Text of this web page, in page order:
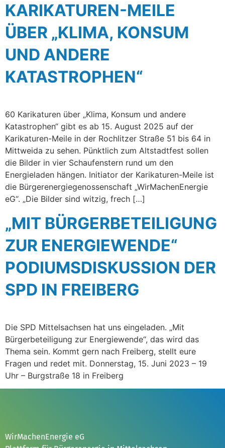
KARIKATUREN-MEILE
ÜBER „KLIMA, KONSUM
UND ANDERE
KATASTROPHEN“
60 Karikaturen über „Klima, Konsum und andere
Katastrophen“ gibt es ab 15. August 2025 auf der
Karikaturen-Meile in der Rochlitzer Straße 51 bis 64 in
Mittweida zu sehen. Pünktlich zum Altstadtfest sollen
die Bilder in vier Schaufenstern rund um den
Energieladen hängen. Initiator der Karikaturen-Meile ist
die Bürgerenergiegenossenschaft „WirMachenEnergie
eG“. „Die Bilder sind witzig, frech […]
„MIT BÜRGERBETEILIGUNG
ZUR ENERGIEWENDE“
PODIUMSDISKUSSION DER
SPD IN FREIBERG
Die SPD Mittelsachsen hat uns eingeladen. „Mit
Bürgerbeteiligung zur Energiewende“, das wird das
Thema sein. Kommt gern nach Freiberg, stellt eure
Fragen und redet mit. Donnerstag, 15. Juni 2023 – 19
Uhr – Burgstraße 18 in Freiberg
WirMachenEnergie eG